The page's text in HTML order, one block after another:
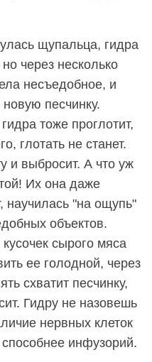
щупальца, гидра
через несколько
несъедобное, и
песчинку.
тоже проглотит,
глотать не станет.
и выбросит. А что уж
Их она даже
научилась "на ощупь"
объектов.
сырого мяса
ее голодной, через
схватит песчинку,
Гидру не назовешь
нервных клеток
инфузорий.